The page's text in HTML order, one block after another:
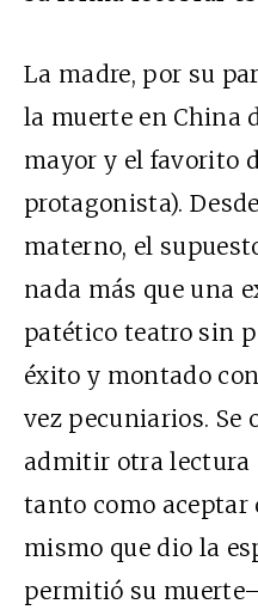
La madre, por su
la muerte en China
mayor y el favorito
protagonista).
materno, el
nada más que una
patético teatro sin
éxito y montado
vez pecuniarios. Se
admitir otra lectura
tanto como aceptar
mismo que dio la
permitió su